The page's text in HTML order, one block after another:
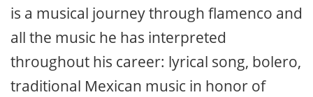
is a musical journey through flamenco and
all the music he has interpreted
throughout his career: lyrical song, bolero,
traditional Mexican music in honor of